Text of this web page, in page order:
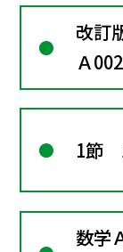
改訂
Ａ
1節
数学